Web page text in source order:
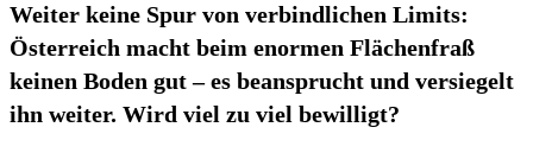
Weiter keine Spur von verbindlichen Limits:
Österreich macht beim enormen Flächenfraß
keinen Boden gut – es beansprucht und versiegelt
ihn weiter. Wird viel zu viel bewilligt?